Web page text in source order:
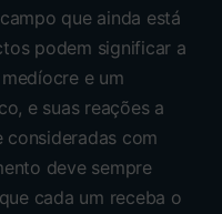
que ainda está
podem significar a
e um
e suas reações a
com
deve sempre
cada um receba o